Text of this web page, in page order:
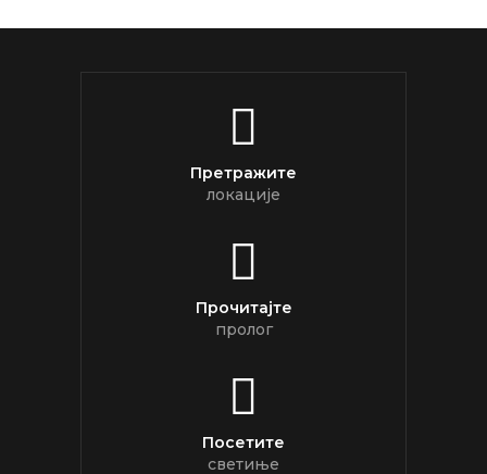
Претражите
локације
Прочитајте
пролог
Посетите
светиње